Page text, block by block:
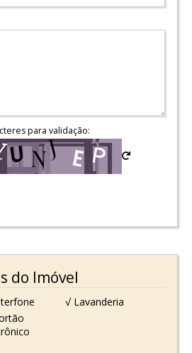
para validação:
do Imóvel
√ Lavanderia